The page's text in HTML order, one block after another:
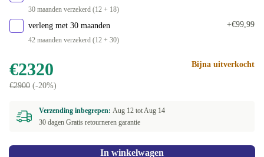
30 maanden verzekerd (12 + 18)
verleng met 30 maanden
42 maanden verzekerd (12 + 30)
+€99,99
€2320
€2900 (-20%)
Bijna uitverkocht
Verzending inbegrepen: Aug 12 totAug 14
30 dagen Gratis retourneren garantie
In winkelwagen